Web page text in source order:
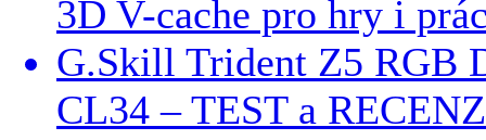
3D V-cache pro hry i
G.Skill Trident Z5 RGB
CL34 – TEST a